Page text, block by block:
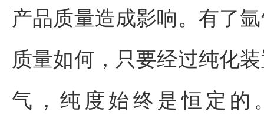
产品质量造成影响。有了
质量如何，只要经过纯化
气，纯度始终是恒定的